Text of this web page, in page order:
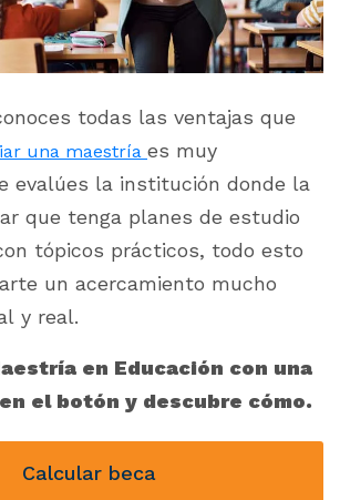
todas las ventajas que
una maestría es muy
evalúes la institución donde la
que tenga planes de estudio
tópicos prácticos, todo esto
un acercamiento mucho
y real.
en Educación con una
el botón y descubre cómo.
Calcular beca